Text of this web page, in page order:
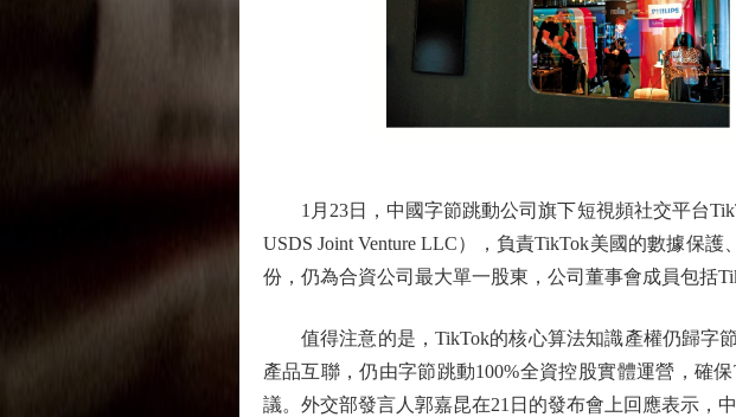
1月23日，中國字節跳動公司旗下短視頻社交平台
USDS Joint Venture LLC），負責TikTok美國的數據保
份，仍為合資公司最大單一股東，公司董事會成員包括
值得注意的是，TikTok的核心算法知識產權仍歸字
產品互聯，仍由字節跳動100%全資控股實體運營，確
議。外交部發言人郭嘉昆在21日的發布會上回應表示，